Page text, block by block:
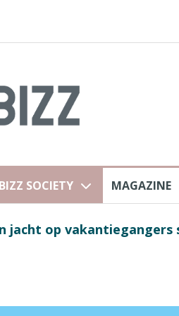
SOCIETY MAGAZINE
verkeersbureau na